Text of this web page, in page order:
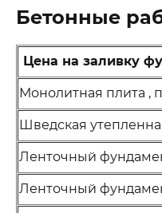
Бетонные
Цена на заливку
Монолитная плита ,
Шведская
Ленточный
Ленточный